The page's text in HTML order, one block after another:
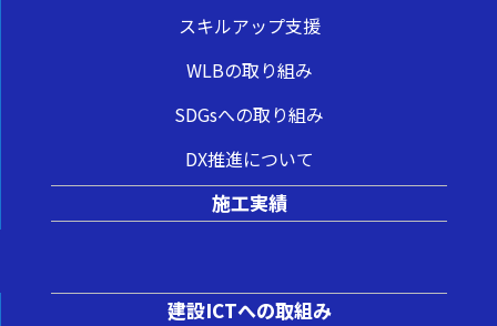
スキルアップ支援
WLBの取り組み
SDGsへの取り組み
DX推進について
施工実績
建設ICTへの取組み